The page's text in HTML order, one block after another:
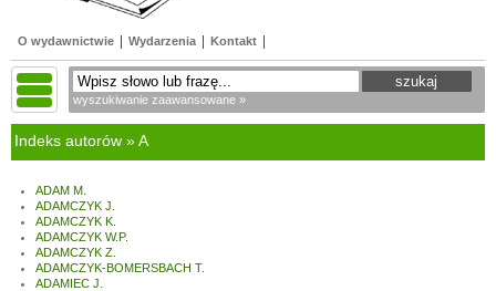
O wydawnictwie Wydarzenia Kontakt
wyszukiwanie zaawansowane »
Indeks autorów » A
ADAM M.
ADAMCZYK J.
ADAMCZYK K.
ADAMCZYK W.P.
ADAMCZYK Z.
ADAMCZYK-BOMERSBACH T.
ADAMIEC J.